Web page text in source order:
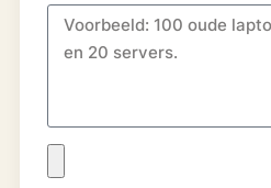
Computers